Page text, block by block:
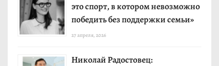
это спорт, в котором невозможно
победить без поддержки семьи»
27 апреля, 2026
Николай Радостовец: